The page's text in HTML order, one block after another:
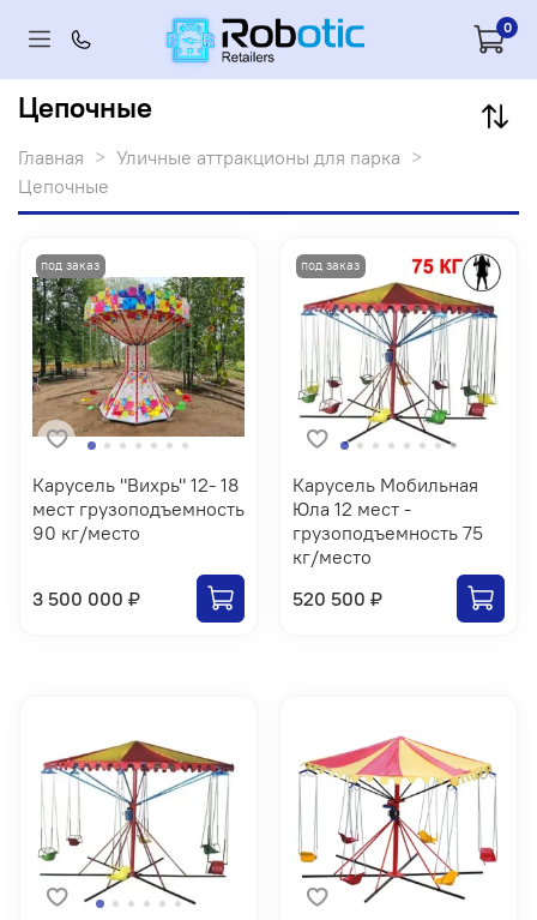
0
Цепочные
Главная
Уличные аттракционы для парка
Цепочные
Карусель "Вихрь" 12- 18
мест грузоподъемность
90 кг/место
3 500 000 ₽
Карусель Мобильная
Юла 12 мест -
грузоподъемность 75
кг/место
520 500 ₽